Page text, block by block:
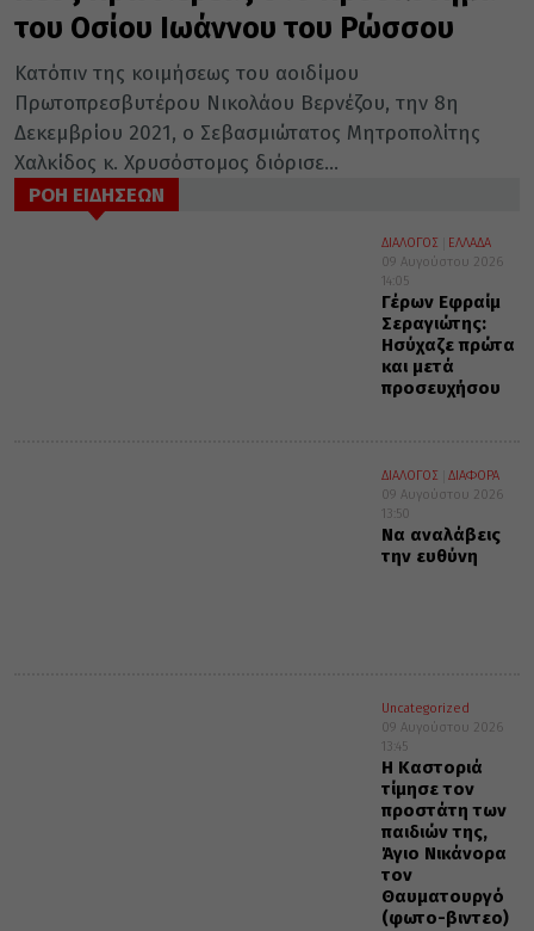
του Οσίου Ιωάννου του Ρώσσου
Κατόπιν της κοιμήσεως του αοιδίμου
Πρωτοπρεσβυτέρου Νικολάου Βερνέζου, την 8η
Δεκεμβρίου 2021, ο Σεβασμιώτατος Μητροπολίτης
Χαλκίδος κ. Χρυσόστομος διόρισε...
ΡΟΗ ΕΙΔΗΣΕΩΝ
ΔΙΑΛΟΓΟΣ
ΕΛΛΑΔΑ
09 Αυγούστου 2026
14:05
Γέρων Εφραίμ
Σεραγιώτης:
Ησύχαζε πρώτα
και μετά
προσευχήσου
ΔΙΑΛΟΓΟΣ
ΔΙΑΦΟΡΑ
09 Αυγούστου 2026
13:50
Να αναλάβεις
την ευθύνη
Uncategorized
09 Αυγούστου 2026
13:45
Η Καστοριά
τίμησε τον
προστάτη των
παιδιών της,
Άγιο Νικάνορα
τον
Θαυματουργό
(φωτο-βιντεο)